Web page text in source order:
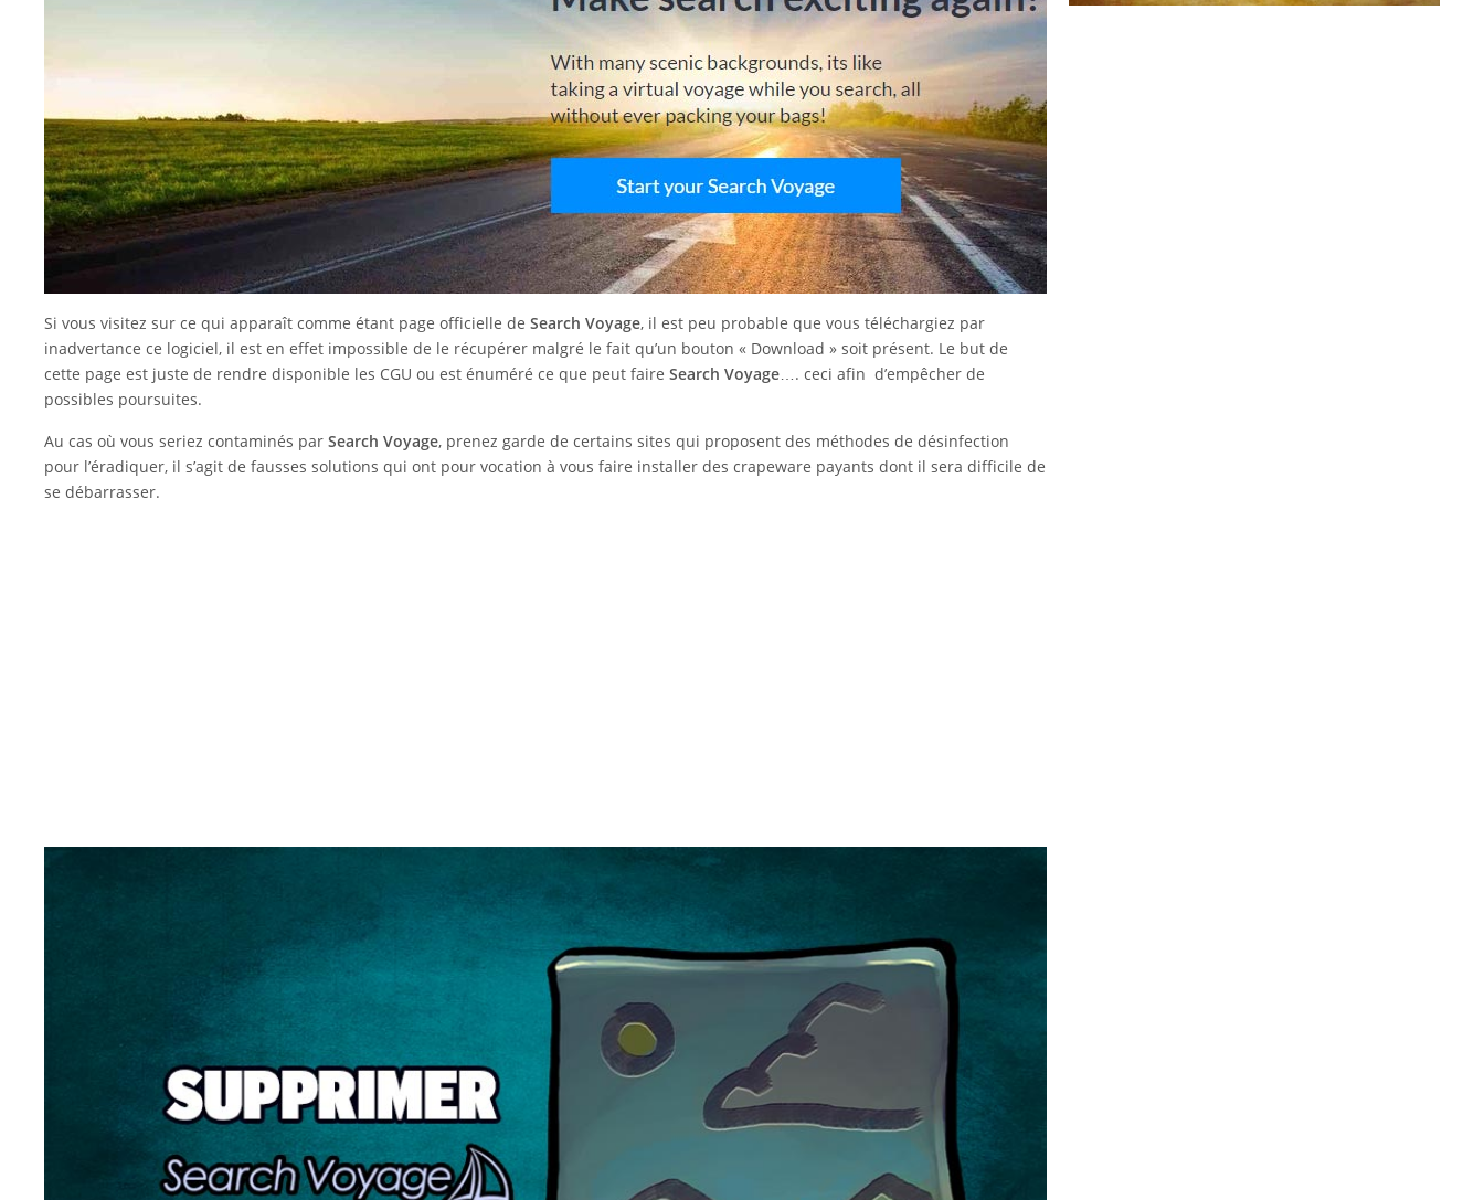
Si vous visitez sur ce qui apparaît comme étant page officielle de Search Voyage, il est peu probable que vous téléchargiez par
inadvertance ce logiciel, il est en effet impossible de le récupérer malgré le fait qu’un bouton « Download » soit présent. Le but de
cette page est juste de rendre disponible les CGU ou est énuméré ce que peut faire Search Voyage…. ceci afin d’empêcher de
possibles poursuites.
Au cas où vous seriez contaminés par Search Voyage, prenez garde de certains sites qui proposent des méthodes de désinfection
pour l’éradiquer, il s’agit de fausses solutions qui ont pour vocation à vous faire installer des crapeware payants dont il sera difficile de
se débarrasser.